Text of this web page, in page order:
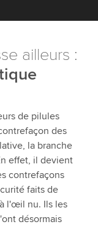
ailleurs :
de pilules
des
la branche
effet, il devient
contrefaçons
faits de
l'œil nu. Ils les
désormais